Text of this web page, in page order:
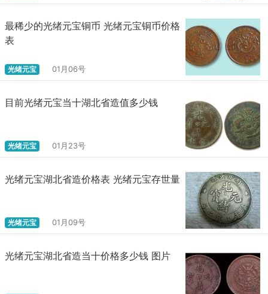
最稀少的光绪元宝铜币 光绪元宝铜币价格
表
光绪元宝 01月06号
目前光绪元宝当十湖北省造值多少钱
光绪元宝 01月23号
光绪元宝湖北省造价格表 光绪元宝存世量
光绪元宝 01月09号
光绪元宝湖北省造当十价格多少钱 图片